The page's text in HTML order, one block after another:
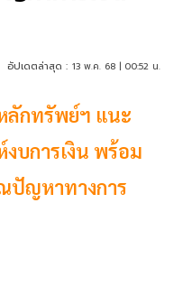
อัปเดตล่าสุด : 13 พ.ค. 68 | 00:52 น.
ลักทรัพย์ฯ แนะ
งบการเงิน พร้อม
ญหาทางการ